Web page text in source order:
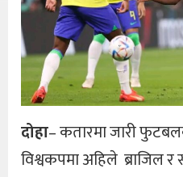
दोहा– कतारमा जारी
विश्वकपमा अहिले ब्राजिल र